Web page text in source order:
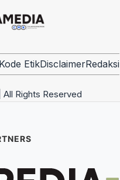
EtikDisclaimerRedaksi
Rights Reserved